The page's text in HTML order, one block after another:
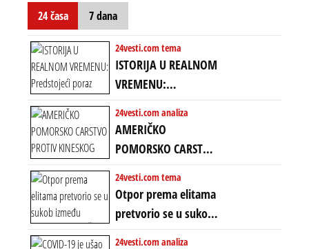
TREĆI MANDAT -
uprkos 22.
amandmanu
24 časa 7 dana
24vesti.com tema
ISTORIJA U REALNOM
VREMENU:
Predstojeći poraz
Amerike u Iranu
uvodi eru
energetskog haosa,
finansijskih
previranja i kolapsa
starog poretka
24vesti.com analiza
AMERIČKO
POMORSKO CARSTVO
PROTIV KINESKOG
KOPNENOG SVETA:
Rat u Iranu je rat za
globalne preferencije
24vesti.com tema
Otpor prema elitama
pretvorio se u sukob
između običnih ljudi:
24vesti.com analiza